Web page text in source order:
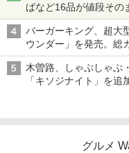
ばなど16品が値段その
バーガーキング、超大
ウンダー」を発売。総
木曽路、しゃぶしゃぶ
「キソジナイト」を
グルメ